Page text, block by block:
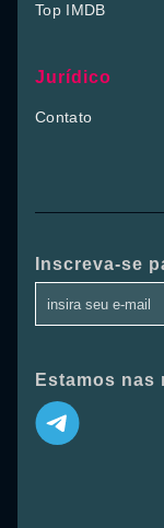
Top IMDB
Jurídico
Contato
Inscreva-se
Estamos nas